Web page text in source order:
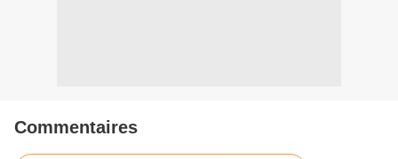
Commentaires